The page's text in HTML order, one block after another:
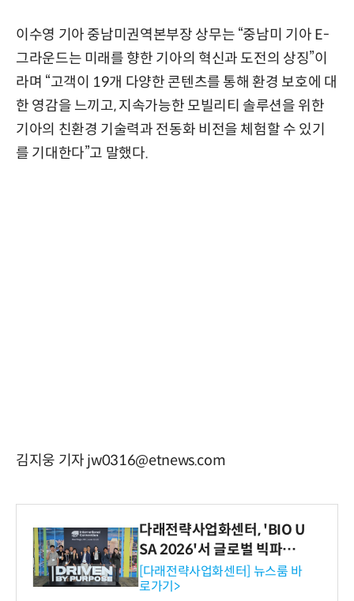
이수영 기아 중남미권역본부장 상무는 “중남미 기아 E-
그라운드는 미래를 향한 기아의 혁신과 도전의 상징”이
라며 “고객이 19개 다양한 콘텐츠를 통해 환경 보호에 대
한 영감을 느끼고, 지속가능한 모빌리티 솔루션을 위한
기아의 친환경 기술력과 전동화 비전을 체험할 수 있기
를 기대한다”고 말했다.
김지웅 기자 jw0316@etnews.com
다래전략사업화센터, 'BIO U
SA 2026'서 글로벌 빅파마
와의 비즈니스 미팅 지원…K
-바이오 해외 진출 교두보 확
[다래전략사업화센터] 뉴스룸 바
로가기>